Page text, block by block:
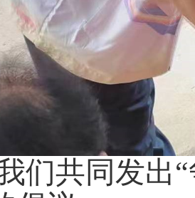
们共同发出